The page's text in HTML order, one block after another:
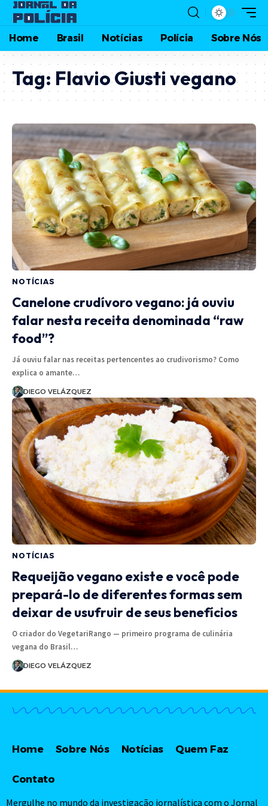
Home Brasil Notícias Polícia Sobre Nós
Tag: Flavio Giusti vegano
NOTÍCIAS
Canelone crudívoro vegano: já ouviu
falar nesta receita denominada “raw
food”?
Já ouviu falar nas receitas pertencentes ao crudivorismo? Como
explica o amante…
DIEGO VELÁZQUEZ
NOTÍCIAS
Requeijão vegano existe e você pode
prepará-lo de diferentes formas sem
deixar de usufruir de seus benefícios
O criador do VegetariRango — primeiro programa de culinária
vegana do Brasil…
DIEGO VELÁZQUEZ
Home Sobre Nós Notícias Quem Faz
Contato
Mergulhe no mundo da investigação jornalística com o Jornal